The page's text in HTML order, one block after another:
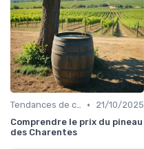
Tendances de consommation •
21/10/2025
Comprendre le prix du pineau
des Charentes